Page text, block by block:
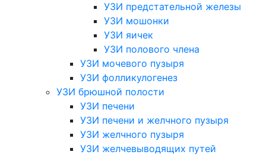
УЗИ предстательной железы
УЗИ мошонки
УЗИ яичек
УЗИ полового члена
УЗИ мочевого пузыря
УЗИ фолликулогенез
УЗИ брюшной полости
УЗИ печени
УЗИ печени и желчного пузыря
УЗИ желчного пузыря
УЗИ желчевыводящих путей